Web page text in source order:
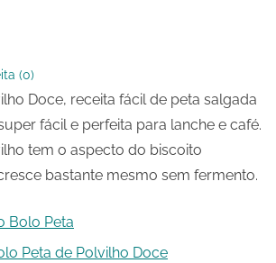
(0)
Doce, receita fácil de peta salgada
fácil e perfeita para lanche e café.
tem o aspecto do biscoito
bastante mesmo sem fermento.
Bolo Peta
Peta de Polvilho Doce